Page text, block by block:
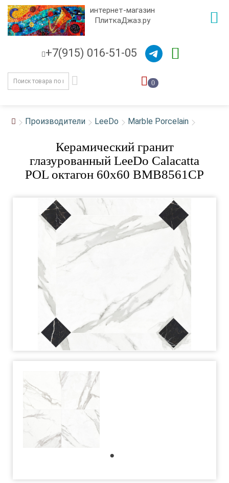
интернет-магазин
ПлиткаДжаз.ру
+7(915) 016-51-05
0
Производители LeeDo Marble Porcelain
Керамический гранит
глазурованный LeeDo Calacatta
POL октагон 60x60 BMB8561CP